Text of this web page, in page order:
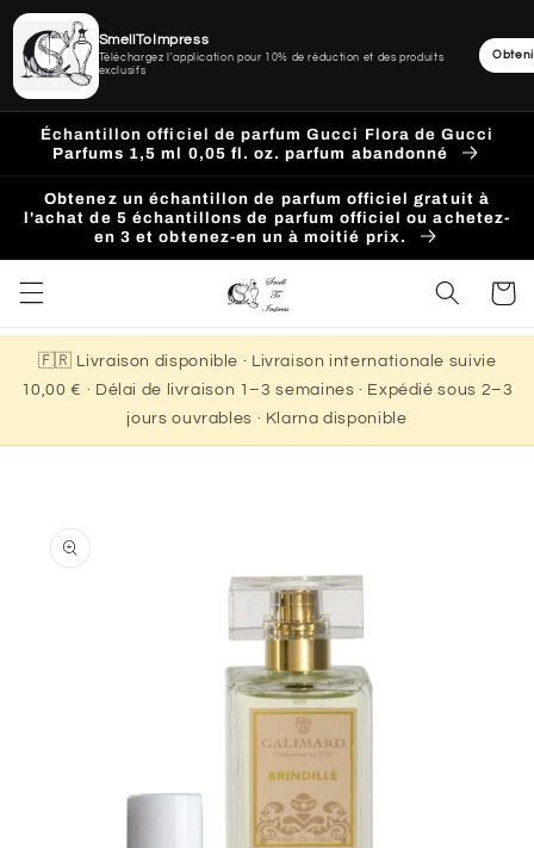
Ignorer
passer
au
Échantillon officiel de parfum Gucci Flora de Gucci
Parfums 1,5 ml 0,05 fl. oz. parfum abandonné
Obtenez un échantillon de parfum officiel gratuit à
l'achat de 5 échantillons de parfum officiel ou achetez-
en 3 et obtenez-en un à moitié prix.
Panier
🇫🇷 Livraison disponible · Livraison internationale suivie
10,00 € · Délai de livraison 1–3 semaines · Expédié sous 2–3
jours ouvrables · Klarna disponible
informations
produits
SmellToImpress
Téléchargez l'application pour 10% de réduction et des produits
exclusifs